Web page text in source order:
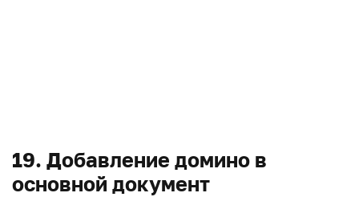
19. Добавление домино в
основной документ